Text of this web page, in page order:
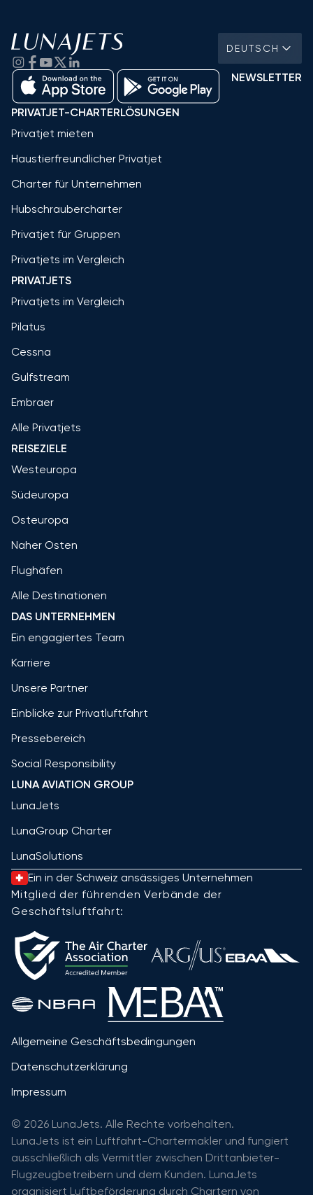
DEUTSCH
NEWSLETTER
PRIVATJET-CHARTERLÖSUNGEN
Privatjet mieten
Haustierfreundlicher Privatjet
Charter für Unternehmen
Hubschraubercharter
Privatjet für Gruppen
Privatjets im Vergleich
PRIVATJETS
Privatjets im Vergleich
Pilatus
Cessna
Gulfstream
Embraer
Alle Privatjets
REISEZIELE
Westeuropa
Südeuropa
Osteuropa
Naher Osten
Flughäfen
Alle Destinationen
DAS UNTERNEHMEN
Ein engagiertes Team
Karriere
Unsere Partner
Einblicke zur Privatluftfahrt
Pressebereich
Social Responsibility
LUNA AVIATION GROUP
LunaJets
LunaGroup Charter
LunaSolutions
Ein in der Schweiz ansässiges Unternehmen
Mitglied der führenden Verbände der
Geschäftsluftfahrt:
Allgemeine Geschäftsbedingungen
Datenschutzerklärung
Impressum
© 2026 LunaJets. Alle Rechte vorbehalten.
LunaJets ist ein Luftfahrt-Chartermakler und fungiert
ausschließlich als Vermittler zwischen Drittanbieter-
Flugzeugbetreibern und dem Kunden. LunaJets
organisiert Luftbeförderung durch Chartern von